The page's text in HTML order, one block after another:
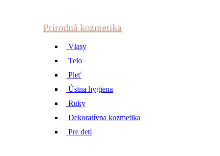
Prírodná kozmetika
Vlasy
Telo
Pleť
Ústna hygiena
Ruky
Dekoratívna kozmetika
Pre deti